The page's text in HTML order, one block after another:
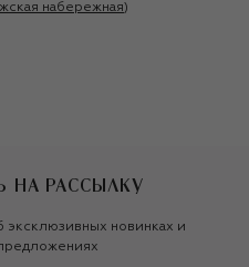
набережная)
НА РАССЫЛКУ
эксклюзивных новинках и